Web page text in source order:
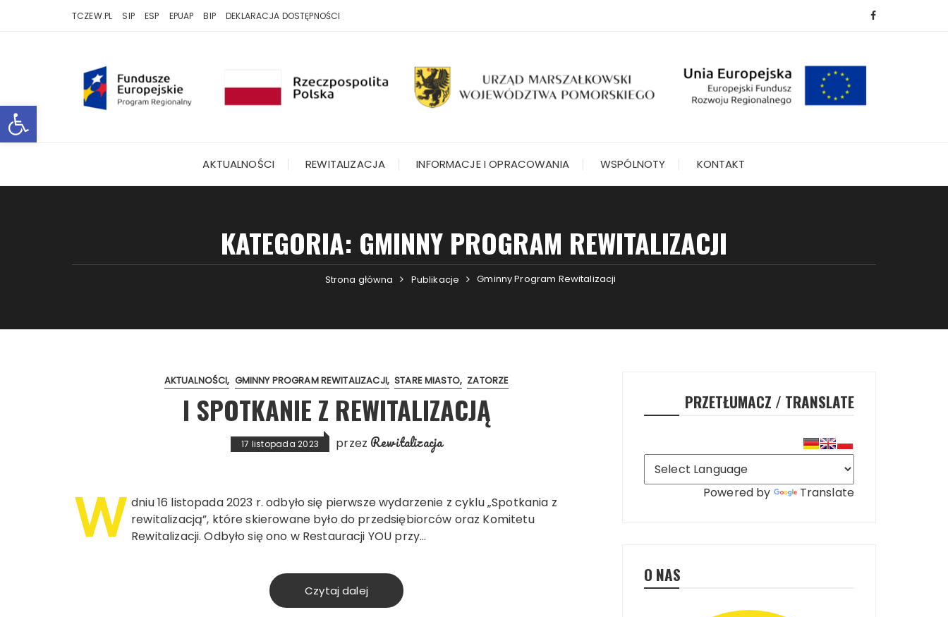
Otwórz pasek narzędzi
TCZEW.PL SIP ESP EPUAP BIP DEKLARACJA DOSTĘPNOŚCI
AKTUALNOŚCI REWITALIZACJA INFORMACJE I OPRACOWANIA WSPÓLNOTY KONTAKT
KATEGORIA: GMINNY PROGRAM REWITALIZACJI
Strona główna Publikacje Gminny Program Rewitalizacji
AKTUALNOŚCI GMINNY PROGRAM REWITALIZACJI STARE MIASTO ZATORZE
I SPOTKANIE Z REWITALIZACJĄ
17 listopada 2023 przez Rewitalizacja
W dniu 16 listopada 2023 r. odbyło się pierwsze wydarzenie z cyklu „Spotkania z
rewitalizacją”, które skierowane było do przedsiębiorców oraz Komitetu
Rewitalizacji. Odbyło się ono w Restauracji YOU przy…
Czytaj dalej
PRZETŁUMACZ / TRANSLATE
Powered by Translate
O NAS